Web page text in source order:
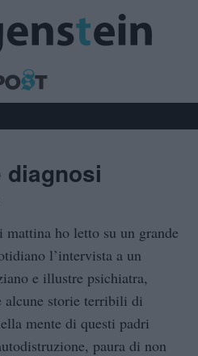
diagnosi
mattina ho letto su un grande
l’intervista a un
e illustre psichiatra,
alcune storie terribili di
mente di questi padri
paura di non